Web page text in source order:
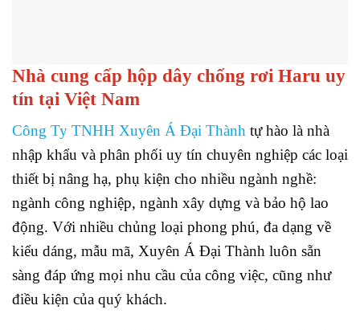
Nhà cung cấp hộp dây chống rơi Haru uy
tín tại Việt Nam
Công Ty TNHH Xuyên Á Đại Thành tự hào là nhà
nhập khẩu và phân phối uy tín chuyên nghiệp các loại
thiết bị nâng hạ, phụ kiện cho nhiều ngành nghề:
ngành công nghiệp, ngành xây dựng và bảo hộ lao
động. Với nhiều chủng loại phong phú, đa dạng về
kiểu dáng, mẫu mã, Xuyên Á Đại Thành luôn sẵn
sàng đáp ứng mọi nhu cầu của công việc, cũng như
điều kiện của quý khách.